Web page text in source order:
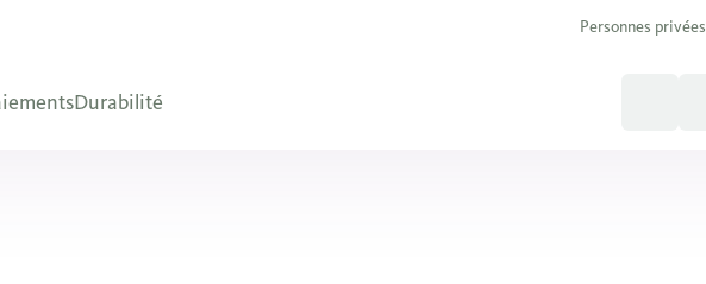
Personnes privées
Durabilité